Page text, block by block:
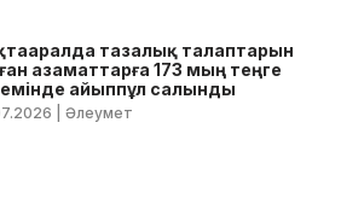
тазалық талаптарын
азаматтарға 173 мың теңге
айыппұл салынды
| Әлеумет